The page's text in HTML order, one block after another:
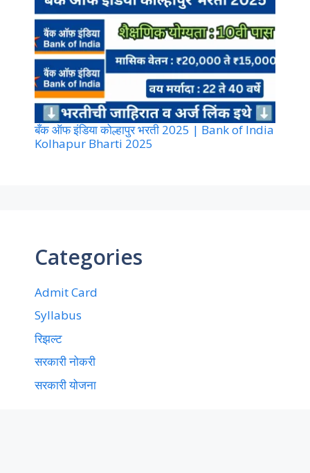
बँक ऑफ इंडिया कोल्हापुर भरती 2025 | Bank of India
Kolhapur Bharti 2025
Categories
Admit Card
Syllabus
रिझल्ट
सरकारी नोकरी
सरकारी योजना